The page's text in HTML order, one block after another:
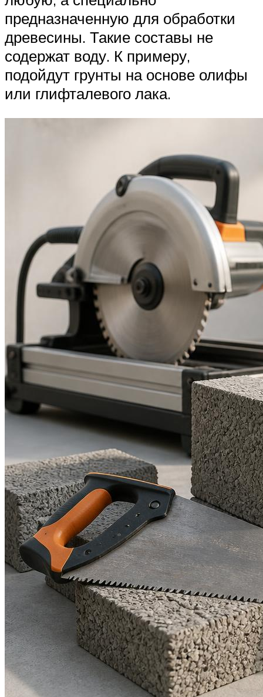
предназначенную для обработки
древесины. Такие составы не
содержат воду. К примеру,
подойдут грунты на основе олифы
или глифталевого лака.